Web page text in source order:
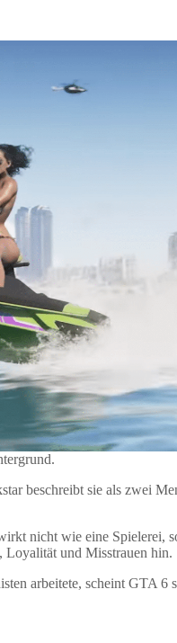
beschreibt sie als zwei
nicht wie eine Spielerei,
Loyalität und Misstrauen hin.
arbeitete, scheint GTA